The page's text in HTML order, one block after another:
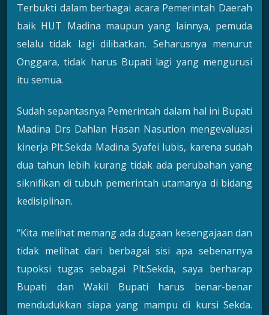
Terbukti dalam berbagai acara Pemerintah Daerah
baik HUT Madina maupun yang lainnya, pemuda
selalu tidak lagi dilibatkan. Seharusnya menurut
Onggara, tidak harus Bupati lagi yang mengurusi
itu semua.
Sudah sepantasnya Pemerintah dalam hal ini Bupati
Madina Drs Dahlan Hasan Nasution mengevaluasi
kinerja Plt.Sekda Madina Syafei lubis, karena sudah
dua tahun lebih kurang tidak ada perubahan yang
siknifikan di tubuh pemerintah utamanya di bidang
kedisiplinan.
“Kita melihat memang ada dugaan kesengajaan dan
tidak melihat dari berbagai sisi apa sebenarnya
tupoksi tugas sebagai Plt.Sekda, saya berharap
Bupati dan Wakil Bupati harus benar-benar
mendudukkan siapa yang mampu di kursi Sekda.